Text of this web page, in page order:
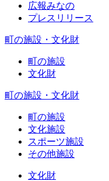
広報みなの
プレスリリース
町の施設・文化財
町の施設
文化財
町の施設・文化財
町の施設
文化施設
スポーツ施設
その他施設
文化財